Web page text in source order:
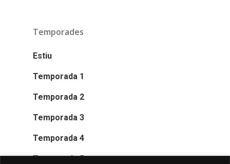
Temporades
Estiu
Temporada 1
Temporada 2
Temporada 3
Temporada 4
Temporada 5